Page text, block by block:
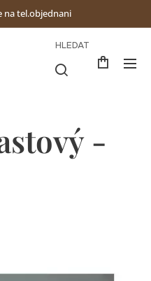
na tel.objednani
HLEDAT
-